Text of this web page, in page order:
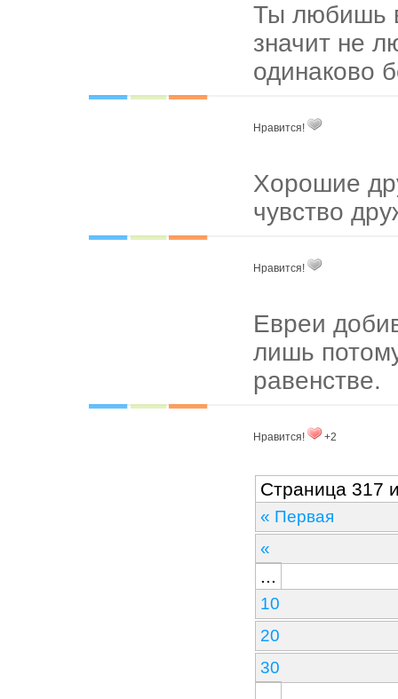
Ты любишь
значит не
одинаково
Нравится!
Хорошие
чувство
Нравится!
Евреи
лишь
равенстве.
Нравится! +2
Страница 317
« Первая
«
...
10
20
30